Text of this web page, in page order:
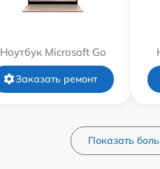
Ноутбук Microsoft Go
Заказать ремонт
Показать